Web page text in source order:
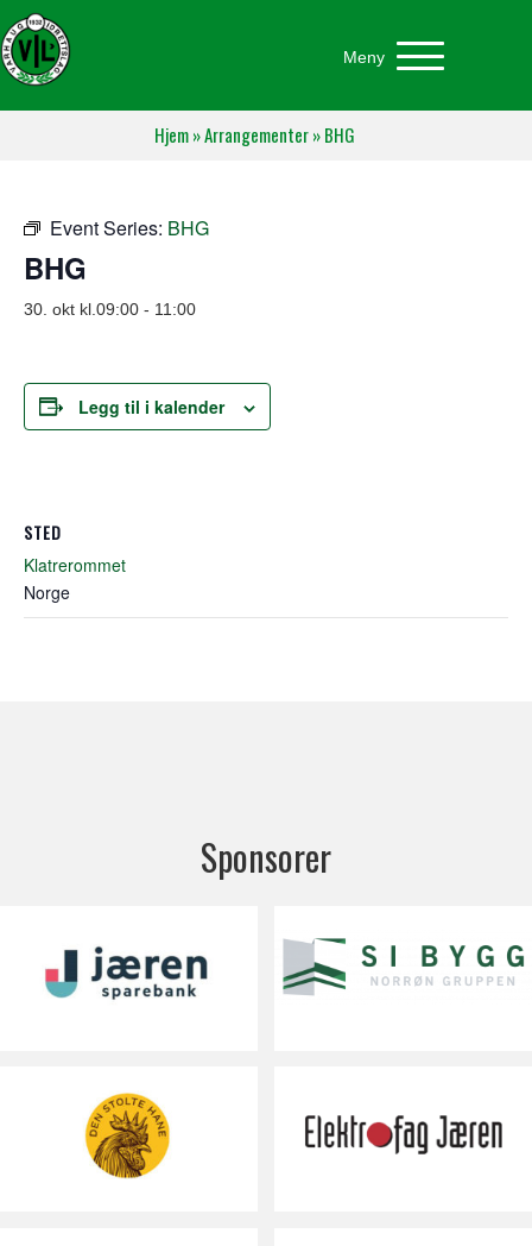
Meny
Hjem»Arrangementer»BHG
Event Series: BHG
BHG
30. okt kl.09:00 - 11:00
Legg til i kalender
STED
Klatrerommet
Norge
Sponsorer